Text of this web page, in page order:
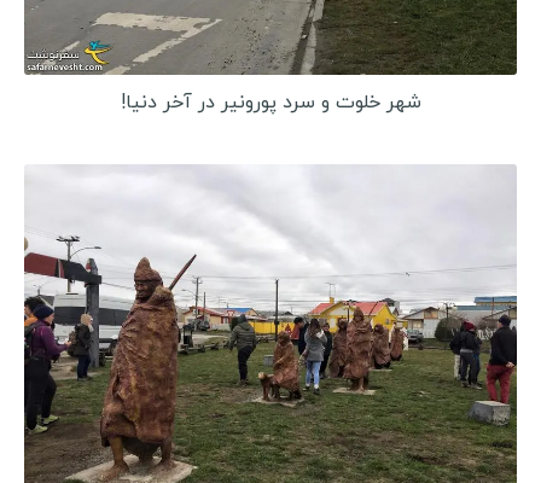
شهر خلوت و سرد پورونیر در آخر دنیا!